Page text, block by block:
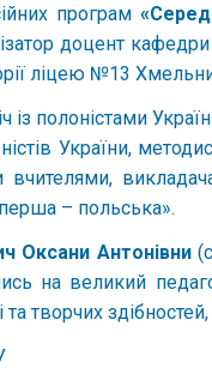
програм
доцент
ліцею №13
із полоністами
України,
перша – польська».
Оксани Антонівни
на великий
творчих здібностей,